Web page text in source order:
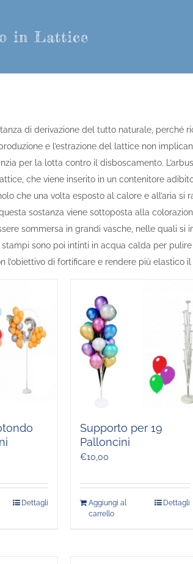
in Lattice
di derivazione del tutto naturale, perché
e l’estrazione del lattice non
per la lotta contro il disboscamento.
che viene inserito in un contenitore
che una volta esposto al calore e all’aria si
sostanza viene sottoposta alla
sommersa in grandi vasche, nelle quali si
stampi sono poi intinti in acqua calda per
l’obiettivo di fortificare e rendere più elastico
Dettagli
Supporto per 19
Palloncini
€10,00
Aggiungi al
carrello
Dettagli